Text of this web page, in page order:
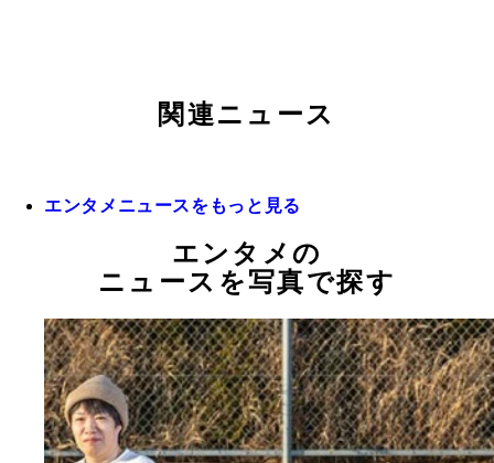
関連ニュース
エンタメニュースをもっと見る
エンタメの
ニュースを写真で探す